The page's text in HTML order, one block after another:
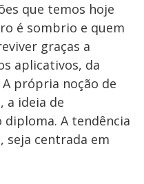
que temos hoje
é sombrio e quem
graças a
aplicativos, da
própria noção de
a ideia de
A tendência
seja centrada em